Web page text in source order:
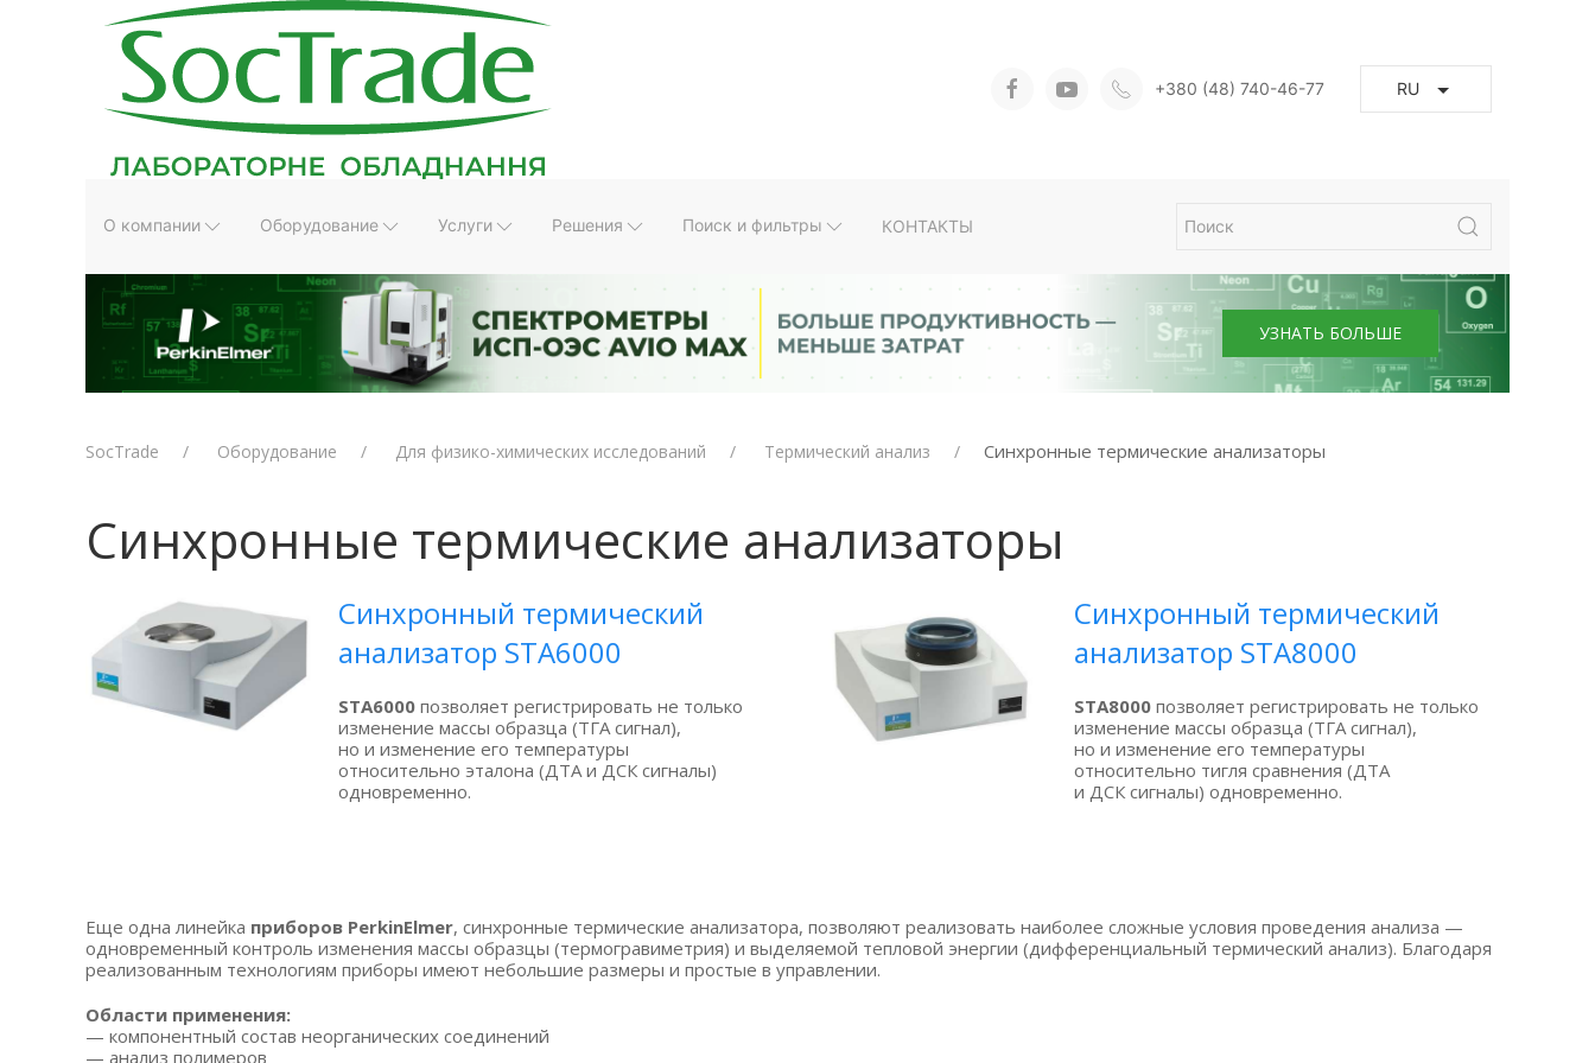
+380 (48) 740-46-77 RU
О компании Оборудование Услуги Решения Поиск и фильтры КОНТАКТЫ
УЗНАТЬ БОЛЬШЕ
SocTrade Оборудование Для физико-химических исследований Термический анализ Синхронные термические анализаторы
Синхронные термические анализаторы
Синхронный термический
анализатор STA6000
STA6000 позволяет регистрировать не только
изменение массы образца (ТГА сигнал),
но и изменение его температуры
относительно эталона (ДТА и ДСК сигналы)
одновременно.
Синхронный термический
анализатор STA8000
STA8000 позволяет регистрировать не только
изменение массы образца (ТГА сигнал),
но и изменение его температуры
относительно тигля сравнения (ДТА
и ДСК сигналы) одновременно.
Еще одна линейка приборов PerkinElmer, синхронные термические анализатора, позволяют реализовать наиболее сложные условия проведения анализа —
одновременный контроль изменения массы образцы (термогравиметрия) и выделяемой тепловой энергии (дифференциальный термический анализ). Благодаря
реализованным технологиям приборы имеют небольшие размеры и простые в управлении.
Области применения:
— компонентный состав неорганических соединений
— анализ полимеров